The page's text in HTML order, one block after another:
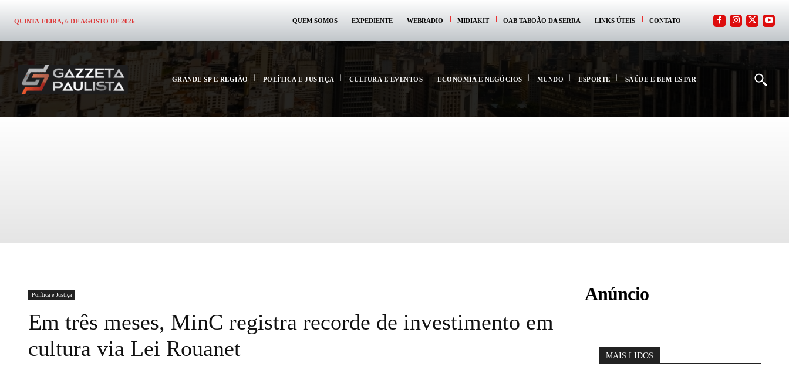
QUINTA-FEIRA, 6 DE AGOSTO DE 2026 QUEM SOMOS EXPEDIENTE WEBRADIO MIDIAKIT OAB TABOÃO DA SERRA LINKS ÚTEIS CONTATO
GRANDE SP E REGIÃO POLÍTICA E JUSTIÇA CULTURA E EVENTOS ECONOMIA E NEGÓCIOS MUNDO ESPORTE SAÚDE E BEM-ESTAR
Política e Justiça
Em três meses, MinC registra recorde de investimento em
cultura via Lei Rouanet
Anúncio
MAIS LIDOS